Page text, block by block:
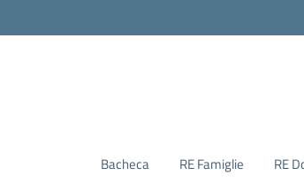
Bacheca RE Famiglie RE